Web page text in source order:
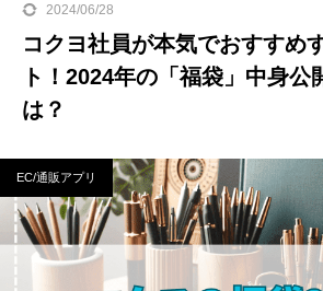
2024/06/28
コクヨ社員が本気でおすすめ
ト！2024年の「福袋」中身公
は？
EC/通販アプリ